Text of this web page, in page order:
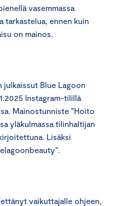
vasemmassa
tarkastelua, ennen kuin
on mainos.
julkaissut Blue Lagoon
Instagram-tilillä
Mainostunniste ”Hoito
yläkulmassa tilinhaltijan
Lisäksi
vaikuttajalle ohjeen,